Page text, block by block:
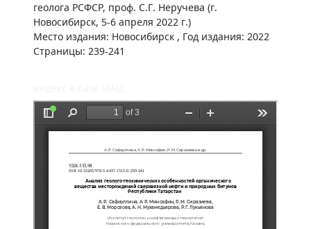
геолога РСФСР, проф. С.Г. Неручева (г.
Новосибирск, 5-6 апреля 2022 г.)
Место издания: Новосибирск , Год издания: 2022
Страницы: 239-241